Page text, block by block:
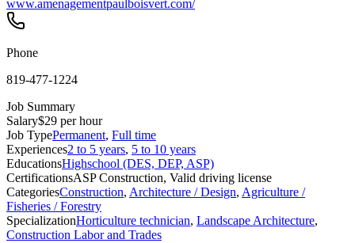
www.amenagementpaulboisvert.com/
Phone
819-477-1224
Job Summary
Salary$29 per hour
Job TypePermanent, Full time
Experiences2 to 5 years, 5 to 10 years
EducationsHighschool (DES, DEP, ASP)
CertificationsASP Construction, Valid driving license
CategoriesConstruction, Architecture / Design, Agriculture /
Fisheries / Forestry
SpecializationHorticulture technician, Landscape Architecture,
Construction Labor and Trades